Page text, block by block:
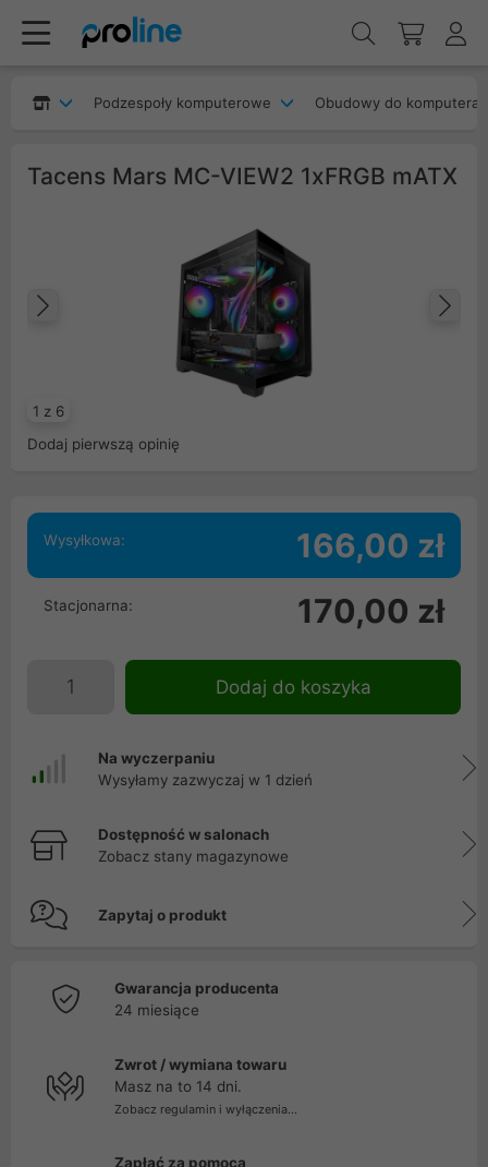
Podzespoły komputerowe Obudowy do komputera
Tacens Mars MC-VIEW2 1xFRGB mATX
1 z 6
Poprzedni
Dodaj pierwszą opinię
Wysyłkowa: 166,00 zł
Stacjonarna: 170,00 zł
Dodaj do koszyka
Na wyczerpaniu
Wysyłamy zazwyczaj w 1 dzień
Dostępność w salonach
Zobacz stany magazynowe
Zapytaj o produkt
Gwarancja producenta
24 miesiące
Zwrot / wymiana towaru
Masz na to 14 dni.
Zobacz regulamin i wyłączenia...
Zapłać za pomocą